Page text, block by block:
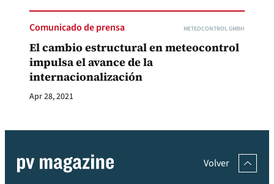
Comunicado de prensa METEOCONTROL GMBH
El cambio estructural en meteocontrol
impulsa el avance de la
internacionalización
Apr 28, 2021
Volver